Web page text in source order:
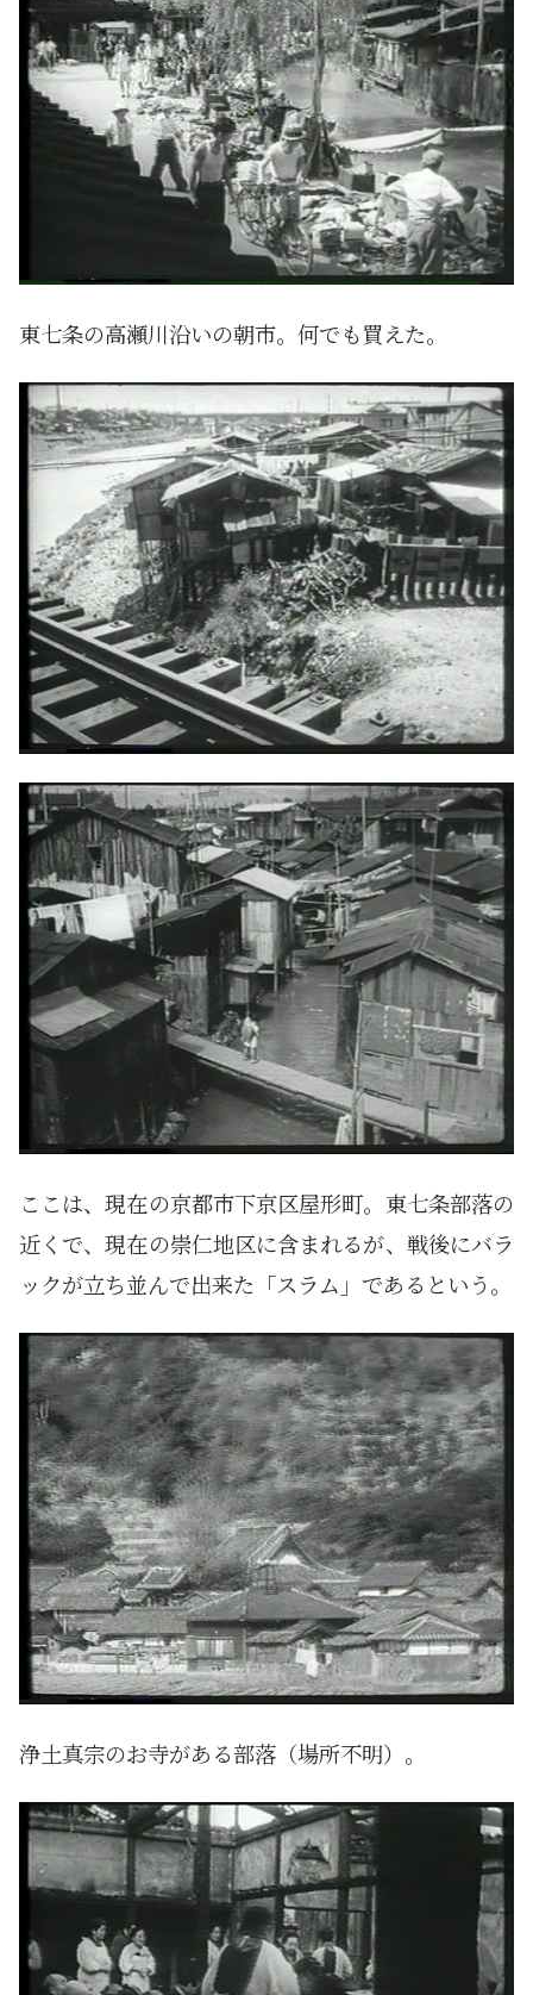
東七条の高瀬川沿いの朝市。何でも買えた。
ここは、現在の京都市下京区屋形町。東七条部落の
近くで、現在の崇仁地区に含まれるが、戦後にバラ
ックが立ち並んで出来た「スラム」であるという。
浄土真宗のお寺がある部落（場所不明）。